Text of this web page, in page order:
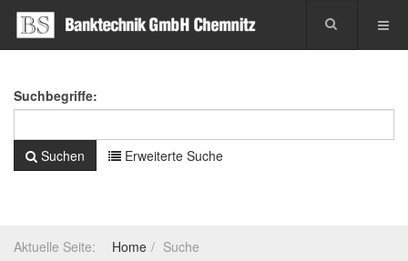
Suchbegriffe:
Suchen Erweiterte Suche
Aktuelle Seite: Home Suche